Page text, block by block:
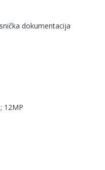
dokumentacija
12MP